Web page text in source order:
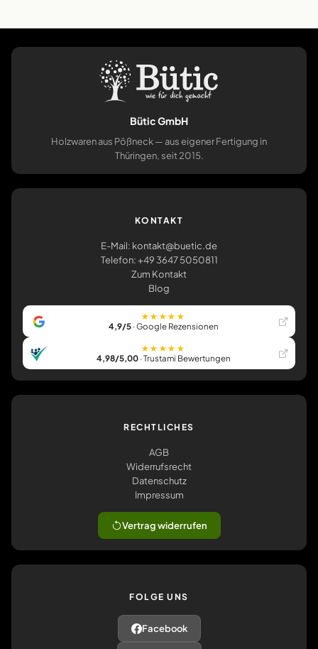
Bütic GmbH
Holzwaren aus Pößneck — aus eigener Fertigung in
Thüringen, seit 2015.
KONTAKT
E-Mail: kontakt@buetic.de
Telefon: +49 3647 5050811
Zum Kontakt
Blog
★★★★★
4,9/5· Google Rezensionen
★★★★★
4,98/5,00· Trustami Bewertungen
RECHTLICHES
AGB
Widerrufsrecht
Datenschutz
Impressum
Vertrag widerrufen
FOLGE UNS
Facebook